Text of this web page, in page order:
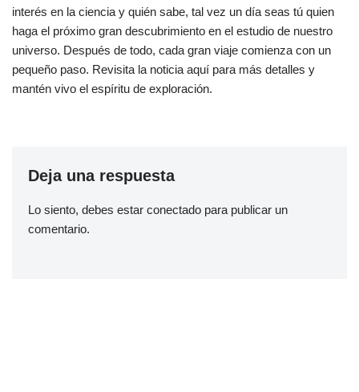
interés en la ciencia y quién sabe, tal vez un día seas tú quien
haga el próximo gran descubrimiento en el estudio de nuestro
universo. Después de todo, cada gran viaje comienza con un
pequeño paso. Revisita la noticia aquí para más detalles y
mantén vivo el espíritu de exploración.
Deja una respuesta
Lo siento, debes estar conectado para publicar un
comentario.